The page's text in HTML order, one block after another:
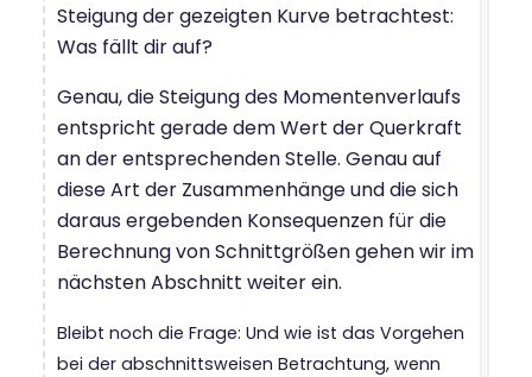
Steigung der gezeigten Kurve betrachtest:
Was fällt dir auf?
Genau, die Steigung des Momentenverlaufs
entspricht gerade dem Wert der Querkraft
an der entsprechenden Stelle. Genau auf
diese Art der Zusammenhänge und die sich
daraus ergebenden Konsequenzen für die
Berechnung von Schnittgrößen gehen wir im
nächsten Abschnitt weiter ein.
Bleibt noch die Frage: Und wie ist das Vorgehen
bei der abschnittsweisen Betrachtung, wenn